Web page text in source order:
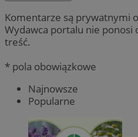
Komentarze są prywatnymi
Wydawca portalu nie ponosi
treść.
* pola obowiązkowe
Najnowsze
Popularne